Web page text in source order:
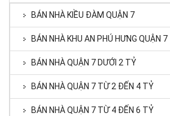
BÁN NHÀ KIỀU ĐÀM QUẬN 7
BÁN NHÀ KHU AN PHÚ HƯNG QUẬN 7
BÁN NHÀ QUẬN 7 DƯỚI 2 TỶ
BÁN NHÀ QUẬN 7 TỪ 2 ĐẾN 4 TỶ
BÁN NHÀ QUẬN 7 TỪ 4 ĐẾN 6 TỶ